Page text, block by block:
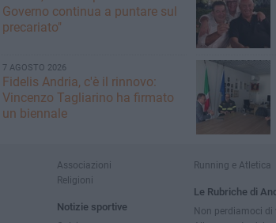
Governo continua a puntare sul
precariato"
7 AGOSTO 2026
Fidelis Andria, c'è il rinnovo:
Vincenzo Tagliarino ha firmato
un biennale
Associazioni
Religioni
Notizie sportive
Running e Atletica
Le Rubriche di
Non perdiamoci di